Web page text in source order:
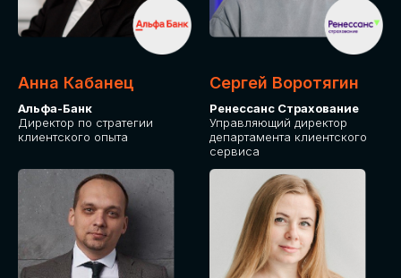
Анна Кабанец
Альфа-Банк
Директор по стратегии
клиентского опыта
Сергей Воротягин
Ренессанс Страхование
Управляющий директор
департамента клиентского
сервиса
СТОИМОСТЬ
УЧАСТИЯ